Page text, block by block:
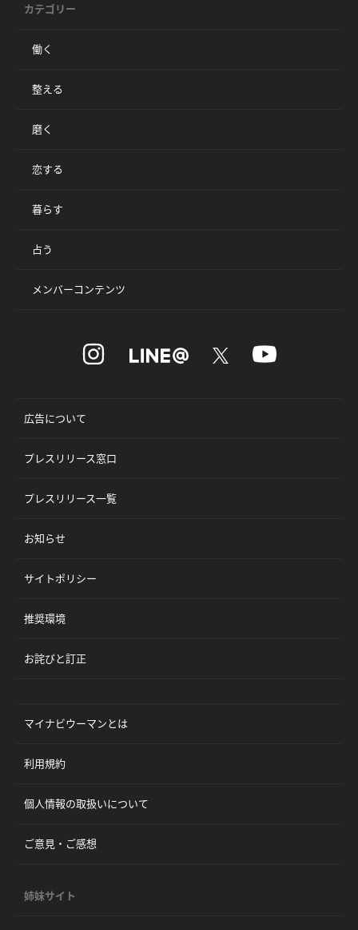
カテゴリー
働く
整える
磨く
恋する
暮らす
占う
メンバーコンテンツ
広告について
プレスリリース窓口
プレスリリース一覧
お知らせ
サイトポリシー
推奨環境
お詫びと訂正
マイナビウーマンとは
利用規約
個人情報の取扱いについて
ご意見・ご感想
姉妹サイト